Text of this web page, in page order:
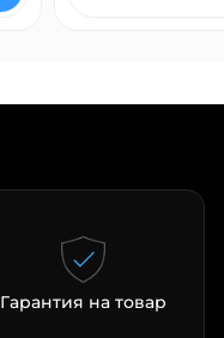
Гарантия на товар